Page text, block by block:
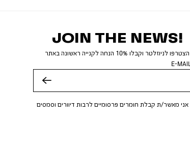
JOIN THE NEWS!
הצטרפו לניוזלטר וקבלו 10% הנחה לקנייה ראשונה באתר
E-MAIL
אני מאשר/ת קבלת חומרים פרסומיים לרבות דיוורים וסמסים